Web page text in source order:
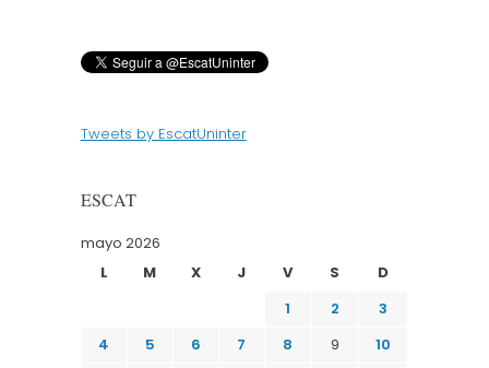
Tweets by EscatUninter
ESCAT
mayo 2026
L
M X J V S
D
1
2
3
4
5 6 7 8 9
10